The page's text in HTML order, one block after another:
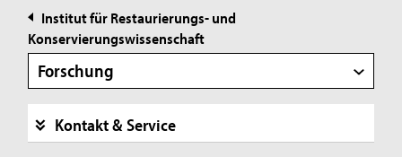
Institut für Restaurierungs- und
Konservierungswissenschaft
Forschung
Kontakt & Service